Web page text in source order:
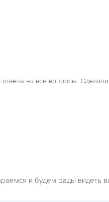
на все вопросы. Сделали
и будем рады видеть